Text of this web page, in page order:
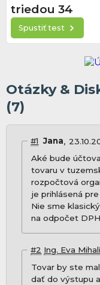
triedou 34
Spustiť test
Otázky &
(7)
#1 Jana
Aké bude
tovaru v
rozpočtová
je prihlásená
Nie sme
na odpočet
#2 Ing. Eva
Tovar by ste
dať do výstupu